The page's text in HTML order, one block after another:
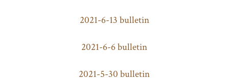
2021-6-13 bulletin
2021-6-6 bulletin
2021-5-30 bulletin